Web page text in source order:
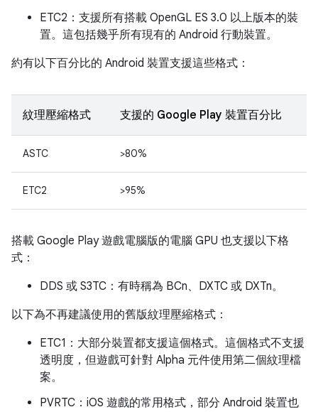
ETC2：支援所有搭載 OpenGL ES 3.0 以上版本的裝
置。這包括幾乎所有現有的 Android 行動裝置。
約有以下百分比的 Android 裝置支援這些格式：
紋理壓縮格式 支援的 Google Play 裝置百分比
ASTC >80%
ETC2 >95%
搭載 Google Play 遊戲電腦版的電腦 GPU 也支援以下格
式：
DDS 或 S3TC：有時稱為 BCn、DXTC 或 DXTn。
以下為不再建議使用的舊版紋理壓縮格式：
ETC1：大部分裝置都支援這個格式。這個格式不支援
透明度，但遊戲可針對 Alpha 元件使用第二個紋理檔
案。
PVRTC：iOS 遊戲的常用格式，部分 Android 裝置也